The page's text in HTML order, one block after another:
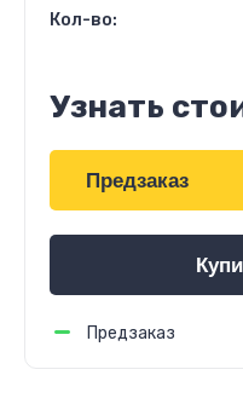
Кол-во:
Узнать
Предзаказ
Предзаказ